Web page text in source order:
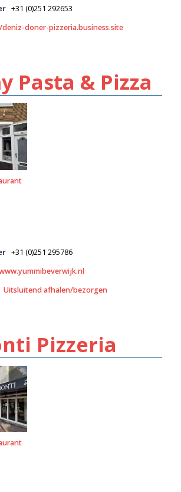
+31 (0)251 292653
doner-pizzeria.business.site
Pasta & Pizza
+31 (0)251 295786
Uitsluitend afhalen/bezorgen
Pizzeria